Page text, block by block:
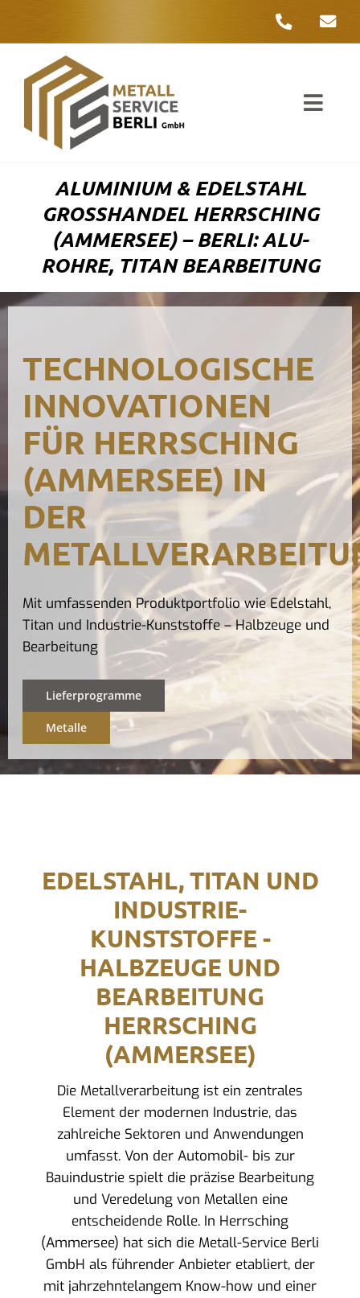
ALUMINIUM & EDELSTAHL
GROSSHANDEL HERRSCHING (
AMMERSEE) – BERLI: ALU-R
OHRE, TITAN BEARBEITUNG
TECHNOLOGISCHE
INNOVATIONEN
FÜR HERRSCHING
(AMMERSEE) IN
DER
Mit umfassenden Produktportfolio wie Edelstahl,
Titan und Industrie-Kunststoffe – Halbzeuge und
Bearbeitung
Lieferprogramme
Metalle
EDELSTAHL, TITAN UND
INDUSTRIE-
KUNSTSTOFFE -
HALBZEUGE UND
BEARBEITUNG
HERRSCHING
(AMMERSEE)
Die Metallverarbeitung ist ein zentrales
Element der modernen Industrie, das
zahlreiche Sektoren und Anwendungen
umfasst. Von der Automobil- bis zur
Bauindustrie spielt die präzise Bearbeitung
und Veredelung von Metallen eine
entscheidende Rolle. In Herrsching
(Ammersee) hat sich die Metall-Service Berli
GmbH als führender Anbieter etabliert, der
mit jahrzehntelangem Know-how und einer